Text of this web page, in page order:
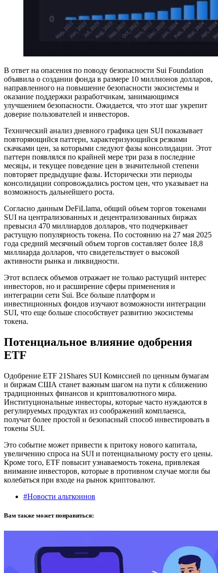
В ответ на опасения по поводу безопасности Sui Foundation
объявила о создании фонда в размере 10 миллионов долларов,
направленного на повышение безопасности экосистемы и
оказание поддержки разработчикам, занимающимся
улучшением безопасности. Ожидается, что этот шаг укрепит
доверие пользователей и инвесторов.
Технический анализ дневного графика цен SUI показывает
повторяющийся паттерн, характеризующийся резкими
скачками цен, за которыми следуют фазы консолидации. Этот
паттерн появлялся по крайней мере три раза в последние
месяцы, и текущее поведение цен в значительной степени
повторяет предыдущие фазы. Исторически эти периоды
консолидации сопровождались ростом цен, что указывает на
возможность дальнейшего роста.
Согласно данным DeFiLlama, общий объем торгов токенами
SUI на централизованных и децентрализованных биржах
превысил 470 миллиардов долларов, что подчеркивает
растущую популярность токена. По состоянию на 27 мая 2025
года средний месячный объем торгов составляет более 18,8
миллиарда долларов, что свидетельствует о высокой
активности рынка и ликвидности.
Этот всплеск объемов отражает не только растущий интерес
инвесторов, но и расширение сферы применения и
интеграции сети Sui. Все больше платформ и
инвестиционных фондов изучают возможности интеграции
SUI, что еще больше способствует развитию экосистемы
токена.
Потенциальное влияние одобрения
ETF
Одобрение ETF 21Shares SUI Комиссией по ценным бумагам
и биржам США станет важным шагом на пути к сближению
традиционных финансов и криптовалютного мира.
Институциональные инвесторы, которые часто нуждаются в
регулируемых продуктах из соображений комплаенса,
получат более простой и безопасный способ инвестировать в
токены SUI.
Это событие может привести к притоку нового капитала,
увеличению спроса на SUI и потенциальному росту его цены.
Кроме того, ETF повысит узнаваемость токена, привлекая
внимание инвесторов, которые в противном случае могли бы
колебаться при входе на рынок криптовалют.
#Новости альткоинов
Вам также может понравиться: